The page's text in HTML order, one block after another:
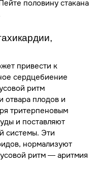
половину стакана
привести к
сердцебиение
ритм
отвара плодов и
тритерпеновым
и поставляют
системы. Эти
нормализуют
ритм — аритмия